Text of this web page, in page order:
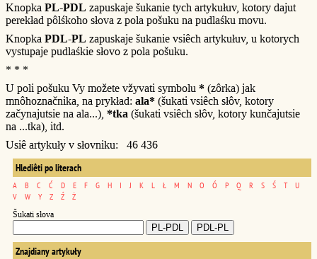
Knopka PL-PDL zapuskaje šukanie tych artykułuv, kotory dajut
perekład pôlśkoho słova z pola pošuku na pudlaśku movu.
Knopka PDL-PL zapuskaje šukanie vsiêch artykułuv, u kotorych
vystupaje pudlaśkie słovo z pola pošuku.
* * *
U poli pošuku Vy možete vžyvati symbolu * (zôrka) jak
mnôhoznačnika, na prykład: ala* (šukati vsiêch słôv, kotory
začynajutsie na ala...), *tka (šukati vsiêch słôv, kotory kunčajutsie
na ...tka), itd.
Usiê artykuły v słovniku: 46 436
Hlediêti po literach
A B C Ć D E F G H I J K L Ł M N O Ó P Q R S Ś T
U
V
W Y Z Ź Ż
Šukati słova
Znajdiany artykuły